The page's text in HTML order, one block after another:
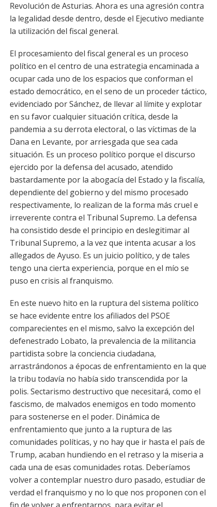
Revolución de Asturias. Ahora es una agresión contra
la legalidad desde dentro, desde el Ejecutivo mediante
la utilización del fiscal general.
El procesamiento del fiscal general es un proceso
político en el centro de una estrategia encaminada a
ocupar cada uno de los espacios que conforman el
estado democrático, en el seno de un proceder táctico,
evidenciado por Sánchez, de llevar al límite y explotar
en su favor cualquier situación crítica, desde la
pandemia a su derrota electoral, o las víctimas de la
Dana en Levante, por arriesgada que sea cada
situación. Es un proceso político porque el discurso
ejercido por la defensa del acusado, atendido
bastardamente por la abogacía del Estado y la fiscalía,
dependiente del gobierno y del mismo procesado
respectivamente, lo realizan de la forma más cruel e
irreverente contra el Tribunal Supremo. La defensa
ha consistido desde el principio en deslegitimar al
Tribunal Supremo, a la vez que intenta acusar a los
allegados de Ayuso. Es un juicio político, y de tales
tengo una cierta experiencia, porque en el mío se
puso en crisis al franquismo.
En este nuevo hito en la ruptura del sistema político
se hace evidente entre los afiliados del PSOE
comparecientes en el mismo, salvo la excepción del
defenestrado Lobato, la prevalencia de la militancia
partidista sobre la conciencia ciudadana,
arrastrándonos a épocas de enfrentamiento en la que
la tribu todavía no había sido transcendida por la
polis. Sectarismo destructivo que necesitará, como el
fascismo, de malvados enemigos en todo momento
para sostenerse en el poder. Dinámica de
enfrentamiento que junto a la ruptura de las
comunidades políticas, y no hay que ir hasta el país de
Trump, acaban hundiendo en el retraso y la miseria a
cada una de esas comunidades rotas. Deberíamos
volver a contemplar nuestro duro pasado, estudiar de
verdad el franquismo y no lo que nos proponen con el